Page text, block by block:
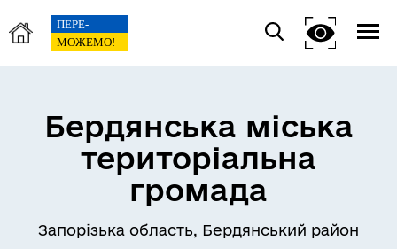
Бердянська міська
територіальна
громада
Запорізька область, Бердянський район